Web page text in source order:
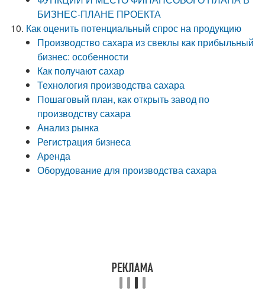
БИЗНЕС-ПЛАНЕ ПРОЕКТА
Как оценить потенциальный спрос на продукцию
Производство сахара из свеклы как прибыльный
бизнес: особенности
Как получают сахар
Технология производства сахара
Пошаговый план, как открыть завод по
производству сахара
Анализ рынка
Регистрация бизнеса
Аренда
Оборудование для производства сахара